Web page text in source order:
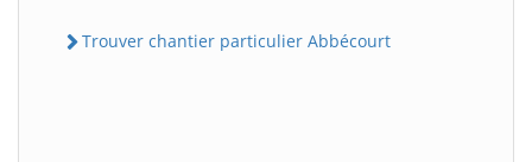
Trouver chantier particulier Abbécourt